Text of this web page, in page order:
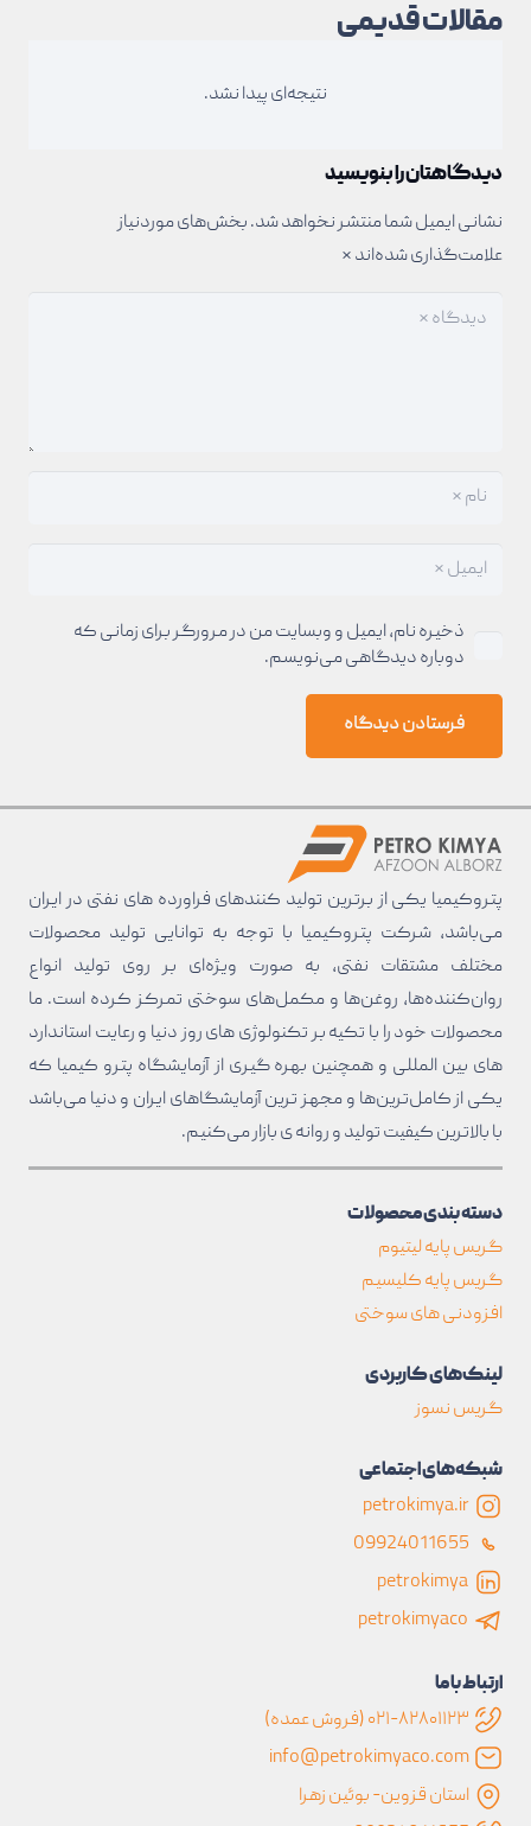
مقالات قدیمی
نتیجه‌ای پیدا نشد.
دیدگاهتان را بنویسید
نشانی ایمیل شما منتشر نخواهد شد.بخش‌های موردنیاز
علامت‌گذاری شده‌اند*
ذخیره نام، ایمیل و وبسایت من در مرورگر برای زمانی که
دوباره دیدگاهی می‌نویسم.
فرستادن دیدگاه
پتروکیمیا یکی از برترین تولید کنند‌های فراورده های نفتی در ایران
می‌باشد، شرکت پتروکیمیا با توجه به توانایی تولید محصولات
مختلف مشتقات نفتی، به صورت ویژه‌ای بر روی تولید انواع
روان‌کننده‌ها، روغن‌ها و مکمل‌های سوختی تمرکز کرده است. ما
محصولات خود را با تکیه بر تکنولوژی های روز دنیا و رعایت استاندارد
های بین المللی و همچنین بهره گیری از آزمایشگاه پترو کیمیا که
یکی از کامل‌ترین‌ها و مجهز ترین آزمایشگاهای ایران و دنیا می‌باشد
با بالا‌ترین کیفیت تولید و روانه ی بازار می‌کنیم.
دسته بندی محصولات
گریس پایه لیتیوم
گریس پایه کلیسیم
افزودنی های سوختی
لینک‌های کاربردی
گریس نسوز
شبکه‌های اجتماعی
petrokimya.ir
09924011655
petrokimya
petrokimyaco
ارتباط با ما
۰۲۱-۸۲۸۰۱۱۲۳ (فروش عمده)
info@petrokimyaco.com
استان قزوين- بوئین زهرا